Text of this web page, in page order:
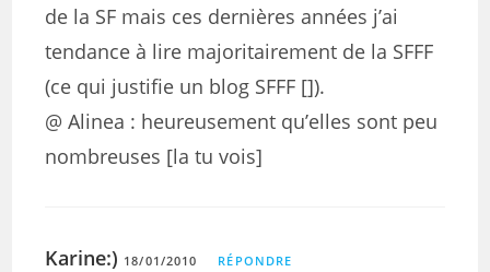
de la SF mais ces dernières années j’ai
tendance à lire majoritairement de la SFFF
(ce qui justifie un blog SFFF []).
@ Alinea : heureusement qu’elles sont peu
nombreuses [la tu vois]
Karine:) 18/01/2010 RÉPONDRE